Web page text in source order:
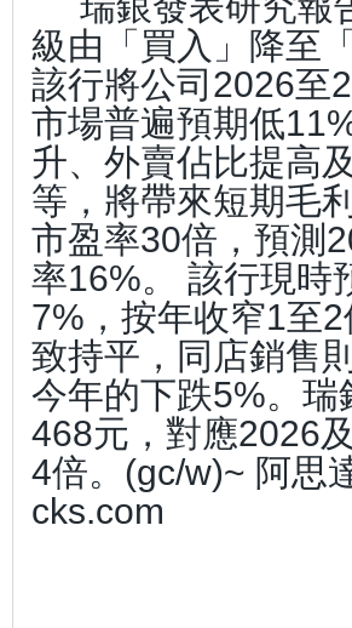
級由「買入」降至
該行將公司2026至
市場普遍預期低
升、外賣佔比提高
等，將帶來短期毛
市盈率30倍，預測
率16%。 該行現時
7%，按年收窄1至
致持平，同店銷售
今年的下跌5%。
468元，對應2026
4倍。(gc/w)~ 阿思
cks.com